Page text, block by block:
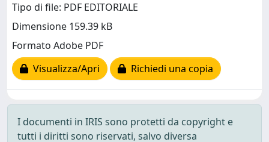
Tipo di file: PDF EDITORIALE
Dimensione 159.39 kB
Formato Adobe PDF
Visualizza/Apri
Richiedi una copia
I documenti in IRIS sono protetti da copyright e
tutti i diritti sono riservati, salvo diversa